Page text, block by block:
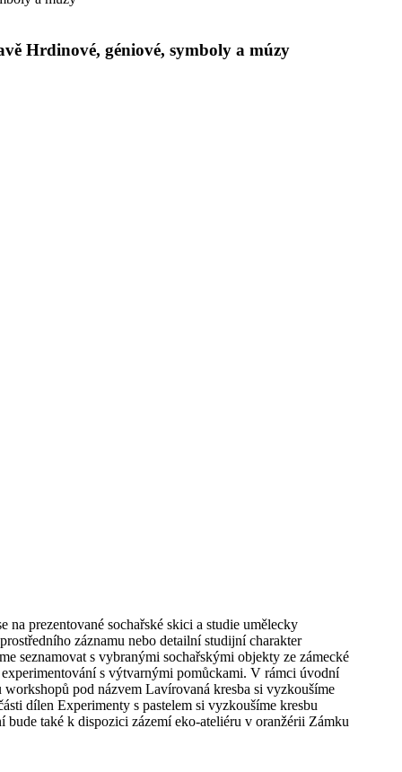
Hrdinové, géniové, symboly a múzy
prezentované sochařské skici a studie umělecky
záznamu nebo detailní studijní charakter
seznamovat s vybranými sochařskými objekty ze zámecké
s výtvarnými pomůckami. V rámci úvodní
pod názvem Lavírovaná kresba si vyzkoušíme
dílen Experimenty s pastelem si vyzkoušíme kresbu
bude také k dispozici zázemí eko-ateliéru v oranžérii Zámku